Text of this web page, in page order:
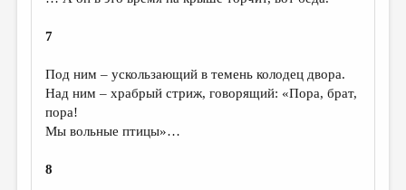
7
Под ним – ускользающий в темень колодец двора.
Над ним – храбрый стриж, говорящий: «Пора, брат,
пора!
Мы вольные птицы»…
8